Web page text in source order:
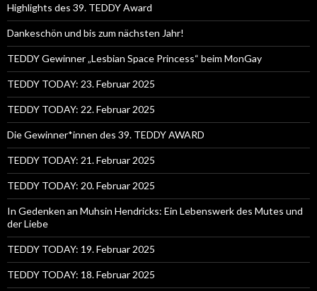
Highlights des 39. TEDDY Award
Dankeschön und bis zum nächsten Jahr!
TEDDY Gewinner „Lesbian Space Princess“ beim MonGay
TEDDY TODAY: 23. Februar 2025
TEDDY TODAY: 22. Februar 2025
Die Gewinner*innen des 39. TEDDY AWARD
TEDDY TODAY: 21. Februar 2025
TEDDY TODAY: 20. Februar 2025
In Gedenken an Muhsin Hendricks: Ein Lebenswerk des Mutes und
der Liebe
TEDDY TODAY: 19. Februar 2025
TEDDY TODAY: 18. Februar 2025